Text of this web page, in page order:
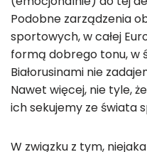
Podobne zarządzenia
sportowych, w całej
formą dobrego tonu, w
Białorusinami nie
Nawet więcej, nie tyle,
ich sekujemy ze świata
W związku z tym,